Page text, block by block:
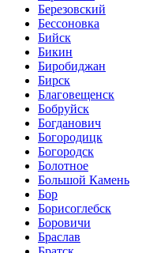
Березовский
Бессоновка
Бийск
Бикин
Биробиджан
Бирск
Благовещенск
Бобруйск
Богданович
Богородицк
Богородск
Болотное
Большой Камень
Бор
Борисоглебск
Боровичи
Браслав